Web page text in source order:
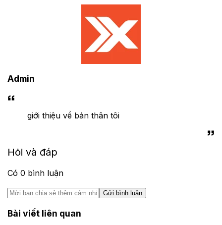
Admin
giới thiệu về bản thân tôi
Hỏi và đáp
Có 0 bình luận
Gửi bình luận
Bài viết liên quan